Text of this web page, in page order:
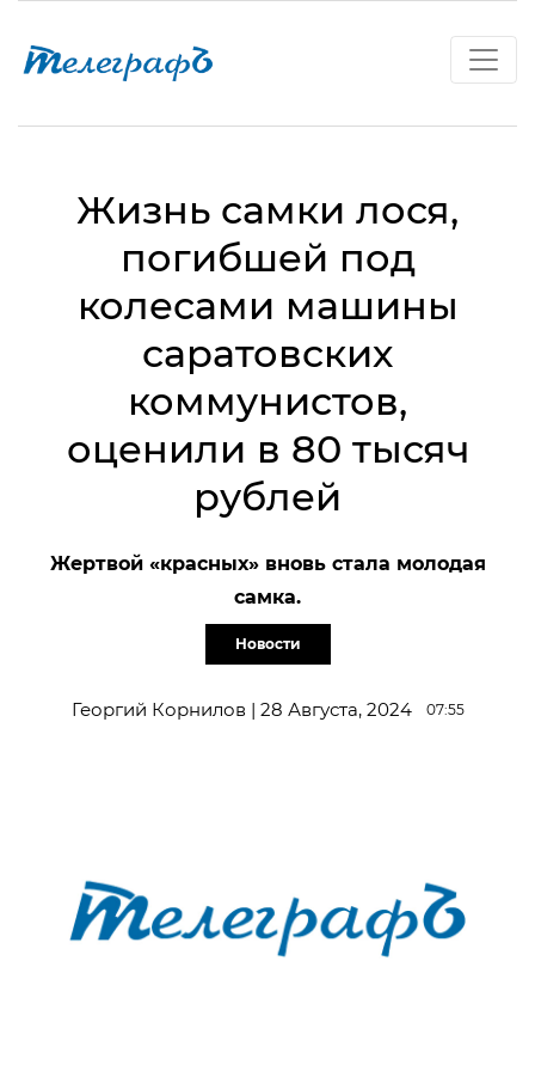
Жизнь самки лося,
погибшей под
колесами машины
саратовских
коммунистов,
оценили в 80 тысяч
рублей
Жертвой «красных» вновь стала молодая
самка.
Новости
Георгий Корнилов | 28 Августа, 2024 07:55